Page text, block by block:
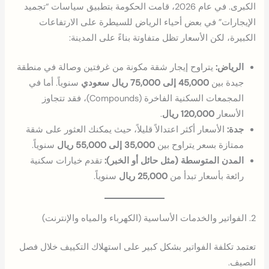
الكبرى. في عام 2026، قامت الحكومة بتطبيق سياسات “تجميد
الإيجارات” في بعض أحياء الرياض للسيطرة على الارتفاعات
الكبيرة، لكن الأسعار تظل متفاوتة بناءً على المدينة:
الرياض: يتراوح إيجار شقة مكونة من غرفتين وصالة في منطقة
جيدة بين45,000 إلى 75,000 ريال سعودي
سنوياً. أما في
المجمعات السكنية الفاخرة (Compounds)، فقد تتجاوز
الأسعار120,000 ريال
.
جدة: الأسعار أكثر اعتدالاً قليلاً، حيث يمكنك العثور على شقة
ممتازة بسعر يتراوح بين35,000 إلى 55,000 ريال
سنوياً.
المدن المتوسطة (مثل حائل أو الخبر): تقدم خيارات سكنية
رائعة بأسعار تبدأ من25,000 ريال سنوياً.
2. الفواتير والخدمات الأساسية (الكهرباء والمياه والإنترنت)
تعتمد تكلفة الفواتير بشكل كبير على استهلاك التكييف خلال فصل
الصيف.